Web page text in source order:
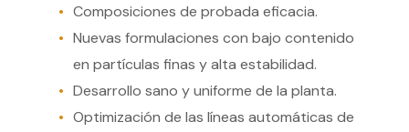
Composiciones de probada eficacia.
Nuevas formulaciones con bajo contenido
en partículas finas y alta estabilidad.
Desarrollo sano y uniforme de la planta.
Optimización de las líneas automáticas de